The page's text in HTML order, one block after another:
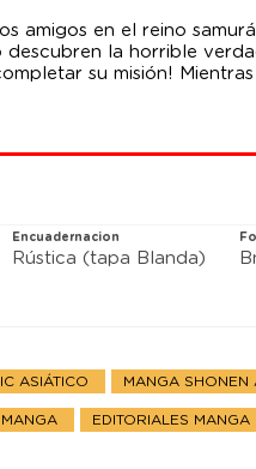
amigos en el reino
descubren la horrible
su misión!
un ejército tratando de
Encuadernacion
Rústica (tapa Blanda)
ASIÁTICO MANGA SHONEN
EDITORIALES MANGA